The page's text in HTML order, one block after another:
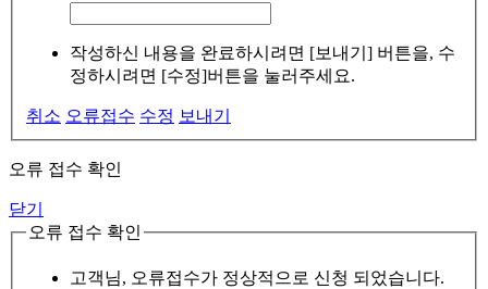
작성하신 내용을 완료하시려면 [보내기] 버튼을, 수
정하시려면 [수정]버튼을 눌러주세요.
취소 오류접수 수정 보내기
오류 접수 확인
닫기
오류 접수 확인
고객님, 오류접수가 정상적으로 신청 되었습니다.